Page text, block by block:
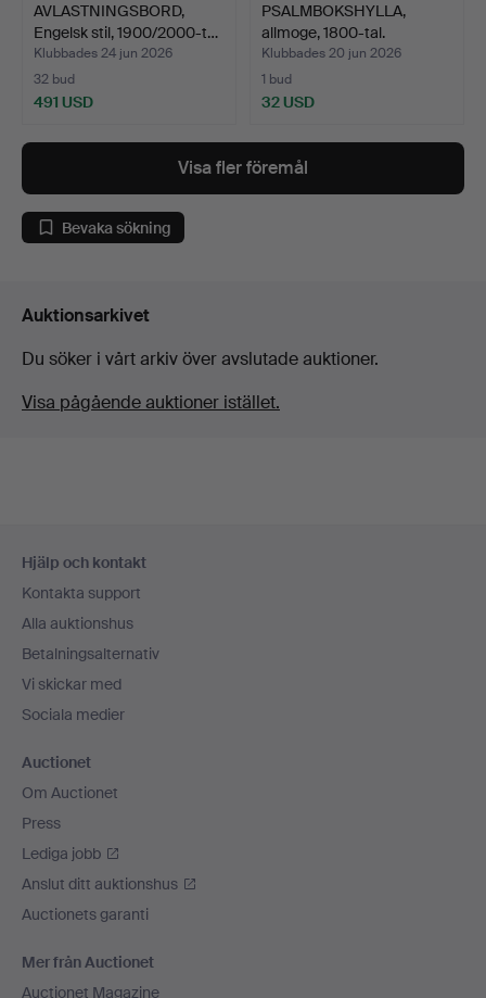
AVLASTNINGSBORD,
Engelsk stil, 1900/2000-t…
Klubbades 24 jun 2026
32 bud
491 USD
PSALMBOKSHYLLA,
allmoge, 1800-tal.
Klubbades 20 jun 2026
1 bud
32 USD
Visa fler föremål
Bevaka sökning
Auktionsarkivet
Du söker i vårt arkiv över avslutade auktioner.
Visa pågående auktioner istället.
Hjälp och kontakt
Kontakta support
Alla auktionshus
Betalningsalternativ
Vi skickar med
Sociala medier
Auctionet
Om Auctionet
Press
Lediga jobb
Anslut ditt auktionshus
Auctionets garanti
Mer från Auctionet
Auctionet Magazine